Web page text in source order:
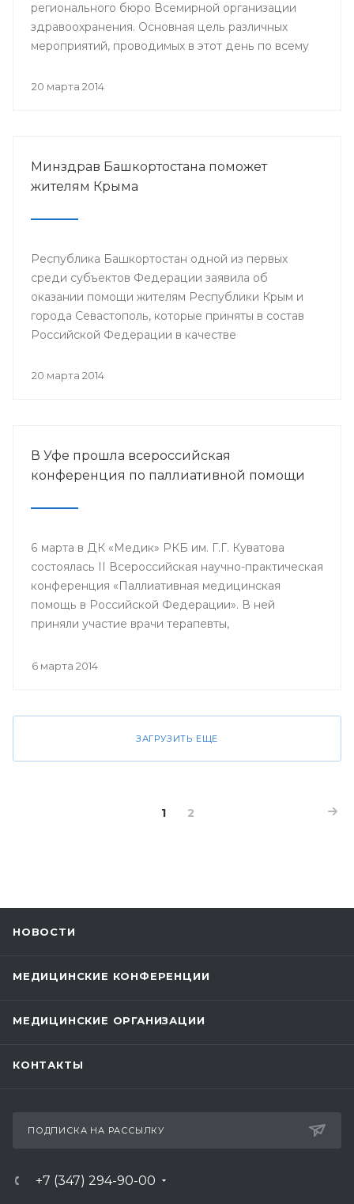
регионального бюро Всемирной организации
здравоохранения. Основная цель различных
мероприятий, проводимых в этот день по всему
и информирование населения о заболевании и
20 марта 2014
Минздрав Башкортостана поможет
жителям Крыма
Республика Башкортостан одной из первых
среди субъектов Федерации заявила об
оказании помощи жителям Республики Крым и
города Севастополь, которые приняты в состав
Российской Федерации в качестве
день в республике по поручению Президента
20 марта 2014
В Уфе прошла всероссийская
конференция по паллиативной помощи
6 марта в ДК «Медик» РКБ им. Г.Г. Куватова
состоялась II Всероссийская научно-практическая
конференция «Паллиативная медицинская
помощь в Российской Федерации». В ней
приняли участие врачи терапевты,
неврологи, онкологи, педиатры, пульмонологи,
профильных кафедр, врачи интерны, курсанты
6 марта 2014
ЗАГРУЗИТЬ ЕЩЕ
1 2
НОВОСТИ
МЕДИЦИНСКИЕ КОНФЕРЕНЦИИ
МЕДИЦИНСКИЕ ОРГАНИЗАЦИИ
КОНТАКТЫ
ПОДПИСКА НА РАССЫЛКУ
+7 (347) 294-90-00